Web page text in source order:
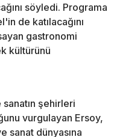
söyledi. Programa
de katılacağını
gastronomi
kültürünü
sanatın şehirleri
vurgulayan Ersoy,
sanat dünyasına